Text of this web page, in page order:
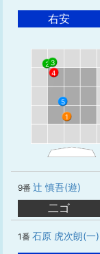
右安
1
2 3
4
5
9番 辻 慎吾(遊)
二ゴ
1番 石原 虎次朗(一)